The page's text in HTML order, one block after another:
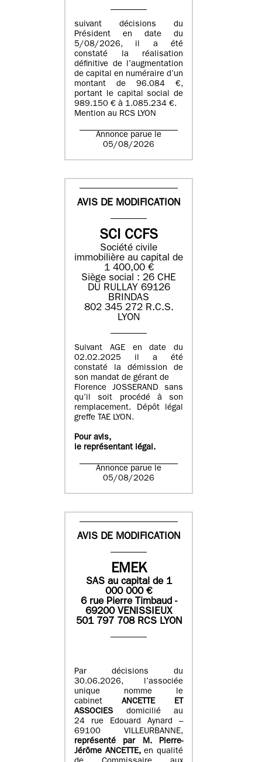
suivant décisions du
Président en date du
5/08/2026, il a été
constaté la réalisation
définitive de l’augmentation
de capital en numéraire d’un
montant de 96.084 €,
portant le capital social de
989.150 € à 1.085.234 €.
Mention au RCS LYON
Annonce parue le
05/08/2026
AVIS DE MODIFICATION
SCI CCFS
Société civile
immobilière au capital de
1 400,00 €
Siège social : 26 CHE
DU RULLAY 69126
BRINDAS
802 345 272 R.C.S.
LYON
Suivant AGE en date du
02.02.2025 il a été
constaté la démission de
son mandat de gérant de
Florence JOSSERAND sans
qu’il soit procédé à son
remplacement. Dépôt légal
greffe TAE LYON.
Pour avis,
le représentant légal.
Annonce parue le
05/08/2026
AVIS DE MODIFICATION
EMEK
SASau capital de 1
000 000€
6 rue Pierre Timbaud -
69200 VENISSIEUX
501 797 708 RCS LYON
Par décisions du
30.06.2026, l’associée
unique nomme le
cabinet ANCETTE ET
ASSOCIES
domicilié au
24 rue Edouard Aynard –
69100 VILLEURBANNE,
représenté par M.Pierre-
Jérôme ANCETTE, en qualité